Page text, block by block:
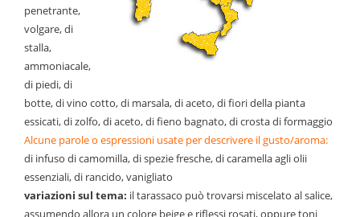
penetrante,
volgare, di
stalla,
ammoniacale,
di piedi, di
botte, di vino cotto, di marsala, di aceto, di fiori della pianta
essicati, di zolfo, di aceto, di fieno bagnato, di crosta di formaggio
Alcune parole o espressioni usate per descrivere il gusto/aroma:
di infuso di camomilla, di spezie fresche, di caramella agli olii
essenziali, di rancido, vanigliato
variazioni sul tema: il tarassaco può trovarsi miscelato al salice,
assumendo allora un colore beige e riflessi rosati, oppure toni